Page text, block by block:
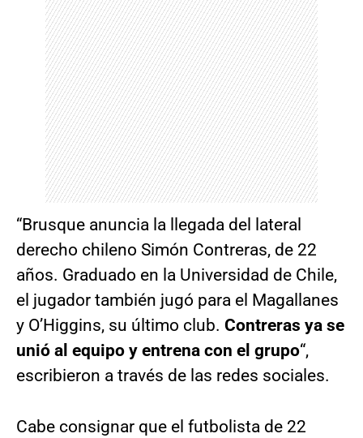
“Brusque anuncia la llegada del lateral
derecho chileno Simón Contreras, de 22
años. Graduado en la Universidad de Chile,
el jugador también jugó para el Magallanes
y O’Higgins, su último club. Contreras ya se
unió al equipo y entrena con el grupo“,
escribieron a través de las redes sociales.
Cabe consignar que el futbolista de 22